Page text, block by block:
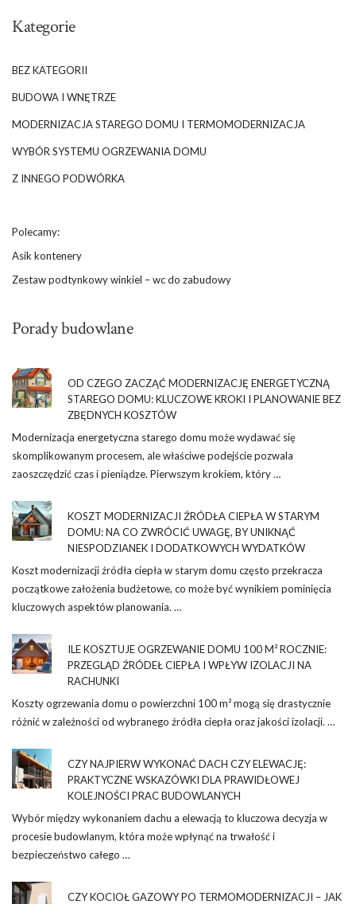
Kategorie
BEZ KATEGORII
BUDOWA I WNĘTRZE
MODERNIZACJA STAREGO DOMU I TERMOMODERNIZACJA
WYBÓR SYSTEMU OGRZEWANIA DOMU
Z INNEGO PODWÓRKA
Polecamy:
Asik kontenery
Zestaw podtynkowy winkiel – wc do zabudowy
Porady budowlane
OD CZEGO ZACZĄĆ MODERNIZACJĘ ENERGETYCZNĄ
STAREGO DOMU: KLUCZOWE KROKI I PLANOWANIE BEZ
ZBĘDNYCH KOSZTÓW
Modernizacja energetyczna starego domu może wydawać się
skomplikowanym procesem, ale właściwe podejście pozwala
zaoszczędzić czas i pieniądze. Pierwszym krokiem, który …
KOSZT MODERNIZACJI ŹRÓDŁA CIEPŁA W STARYM
DOMU: NA CO ZWRÓCIĆ UWAGĘ, BY UNIKNĄĆ
NIESPODZIANEK I DODATKOWYCH WYDATKÓW
Koszt modernizacji źródła ciepła w starym domu często przekracza
początkowe założenia budżetowe, co może być wynikiem pominięcia
kluczowych aspektów planowania. …
ILE KOSZTUJE OGRZEWANIE DOMU 100 M² ROCZNIE:
PRZEGLĄD ŹRÓDEŁ CIEPŁA I WPŁYW IZOLACJI NA
RACHUNKI
Koszty ogrzewania domu o powierzchni 100 m² mogą się drastycznie
różnić w zależności od wybranego źródła ciepła oraz jakości izolacji. …
CZY NAJPIERW WYKONAĆ DACH CZY ELEWACJĘ:
PRAKTYCZNE WSKAZÓWKI DLA PRAWIDŁOWEJ
KOLEJNOŚCI PRAC BUDOWLANYCH
Wybór między wykonaniem dachu a elewacją to kluczowa decyzja w
procesie budowlanym, która może wpłynąć na trwałość i
bezpieczeństwo całego …
CZY KOCIOŁ GAZOWY PO TERMOMODERNIZACJI – JAK